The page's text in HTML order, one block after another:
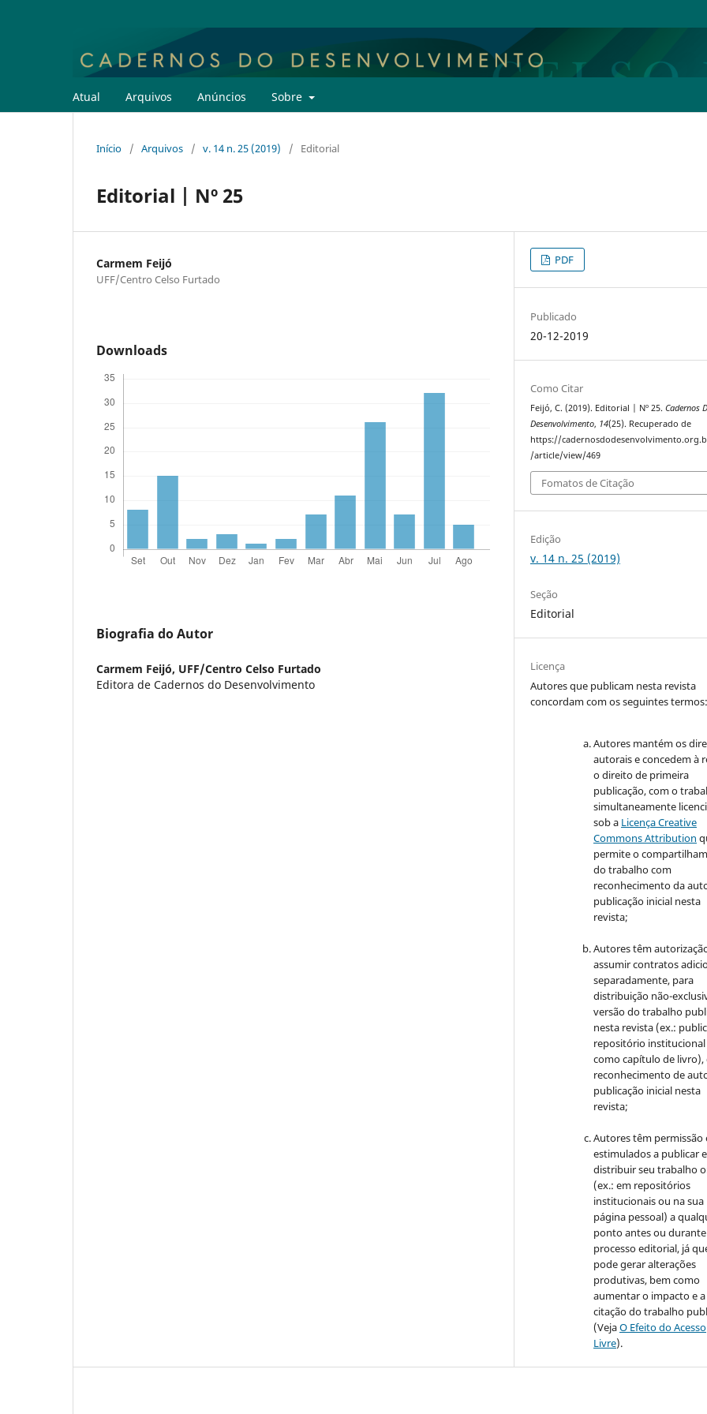
Atual Arquivos Anúncios Sobre
Início / Arquivos / v. 14 n. 25 (2019) / Editorial
Editorial | Nº 25
Carmem Feijó
UFF/Centro Celso Furtado
Downloads
Biografia do Autor
Carmem Feijó, UFF/Centro Celso Furtado
Editora de Cadernos do Desenvolvimento
PDF
Publicado
20-12-2019
Como Citar
Feijó, C. (2019). Editorial | Nº 25.Cadernos
Desenvolvimento, 14(25). Recuperado de
https://
/article/view/469
Fomatos de Citação
Edição
v. 14 n. 25 (2019)
Seção
Editorial
Licença
Autores que publicam nesta revista
concordam com os seguintes termos:
Autores mantém os
autorais e concedem à
o direito de primeira
publicação, com o
simultaneamente
sob a Licença Creative
Commons Attribution
permite o
do trabalho com
reconhecimento da
publicação inicial nesta
revista;
Autores têm
assumir contratos
separadamente, para
distribuição não-
versão do trabalho
nesta revista (ex.:
repositório institucional
como capítulo de livro),
reconhecimento de
publicação inicial nesta
revista;
Autores têm permissão
estimulados a publicar e
distribuir seu trabalho
(ex.: em repositórios
institucionais ou na sua
página pessoal) a
ponto antes ou
processo editorial, já
pode gerar alterações
produtivas, bem como
aumentar o impacto e a
citação do trabalho
(VejaO Efeito do Acesso
Livre).